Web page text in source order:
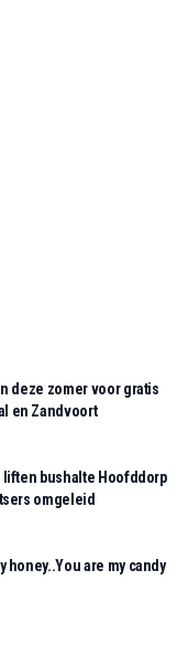
deze zomer voor gratis
en Zandvoort
liften bushalte Hoofddorp
omgeleid
honey..You are my candy